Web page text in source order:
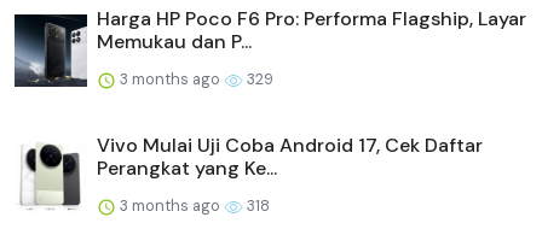
Harga HP Poco F6 Pro: Performa Flagship, Layar
Memukau dan P...
3 months ago 329
Vivo Mulai Uji Coba Android 17, Cek Daftar
Perangkat yang Ke...
3 months ago 318